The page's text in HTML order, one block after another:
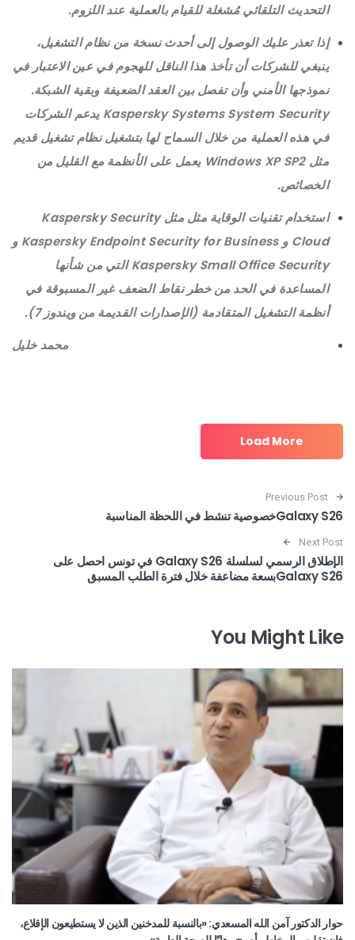
التحديث التلقائي مُشغلة للقيام بالعملية عند اللزوم.
إذا تعذر عليك الوصول إلى أحدث نسخة من نظام التشغيل،
ينبغي للشركات أن تأخذ هذا الناقل للهجوم في عين الاعتبار في
نموذجها الأمني وأن تفصل بين العقد الضعيفة وبقية الشبكة.
Kaspersky Systems System Security يدعم الشركات
في هذه العملية من خلال السماح لها بتشغيل نظام تشغيل قديم
مثل Windows XP SP2 يعمل على الأنظمة مع القليل من
الخصائص.
استخدام تقنيات الوقاية مثل مثل Kaspersky Security
Cloud و Kaspersky Endpoint Security for Business و
Kaspersky Small Office Security التي من شأنها
المساعدة في الحد من خطر نقاط الضعف غير المسبوقة في
أنظمة التشغيل المتقادمة (الإصدارات القديمة من ويندوز 7).
محمد خليل
Load More
Post navigation
Previous Post
Galaxy S26خصوصية تنشط في اللحظة المناسبة
Next Post
الإطلاق الرسمي لسلسلة Galaxy S26 في تونس احصل على
Galaxy S26بسعة مضاعفة خلال فترة الطلب المسبق
You Might Like
حوار الدكتور آمن الله المسعدي: «بالنسبة للمدخنين الذين لا يستطيعون الإقلاع،